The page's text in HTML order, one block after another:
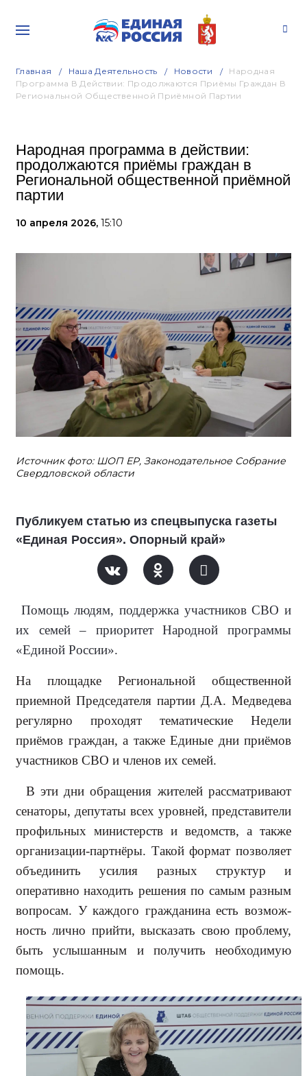
Главная Наша Деятельность Новости
Народная
Программа В Действии: Продолжаются Приёмы Граждан В
Региональной Общественной Приёмной Партии
Народная программа в действии:
продолжаются приёмы граждан в
Региональной общественной приёмной
партии
10 апреля 2026, 15:10
Источник фото: ШОП ЕР, Законодательное Собрание
Свердловской области
Публикуем статью из спецвыпуска газеты
«Единая Россия». Опорный край»
Помощь людям, поддержка участников СВО и
их семей – приоритет Народной программы
«Единой России».
На площадке Региональной об­щественной
приемной Председа­теля партии Д.А. Медведева
ре­гулярно проходят тематические Недели
приёмов граждан, а также Единые дни приёмов
участников СВО и членов их семей.
В эти дни обращения жителей рас­сматривают
сенаторы, депутаты всех уровней, представители
профильных министерств и ведомств, а также
организации-партнёры. Такой формат позволяет
объединить усилия разных структур и
оперативно находить ре­шения по самым разным
вопросам. У каждого гражданина есть возмож­
ность лично прийти, высказать свою проблему,
быть услышанным и полу­чить необходимую
помощь.